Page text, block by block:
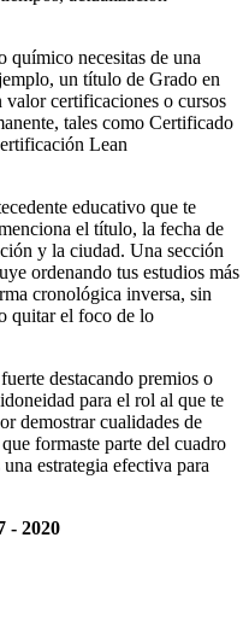
químico necesitas de una
un título de Grado en
certificaciones o cursos
tales como Certificado
Lean
educativo que te
el título, la fecha de
y la ciudad. Una sección
ordenando tus estudios más
cronológica inversa, sin
quitar el foco de lo
destacando premios o
para el rol al que te
demostrar cualidades de
formaste parte del cuadro
estrategia efectiva para
- 2020